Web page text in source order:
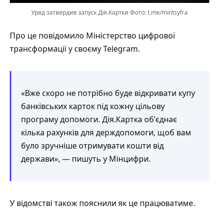
Уряд затвердив запуск Дія.Картки Фото: t.me/mintsyfra
Про це повідомило Міністерство цифрової
трансформації у своємуTelegram.
«Вже скоро не потрібно буде відкривати купу
банківських карток під кожну цільову
програму допомоги. Дія.Картка обʼєднає
кілька рахунків для держдопомоги, щоб вам
було зручніше отримувати кошти від
держави», — пишуть у Мінцифри.
У відомстві також пояснили як це працюватиме.